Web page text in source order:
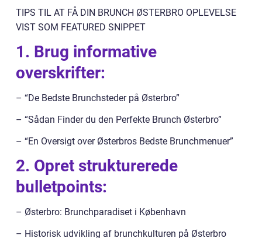
TIPS TIL AT FÅ DIN BRUNCH ØSTERBRO OPLEVELSE
VIST SOM FEATURED SNIPPET
1. Brug informative
overskrifter:
– “De Bedste Brunchsteder på Østerbro”
– “Sådan Finder du den Perfekte Brunch Østerbro”
– “En Oversigt over Østerbros Bedste Brunchmenuer”
2. Opret strukturerede
bulletpoints:
– Østerbro: Brunchparadiset i København
– Historisk udvikling af brunchkulturen på Østerbro